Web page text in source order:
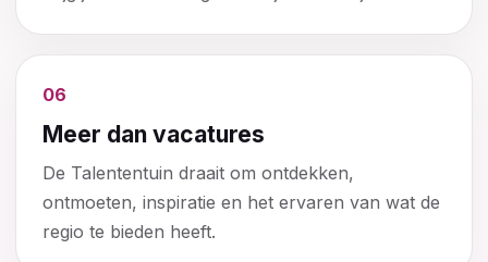
06
Meer dan vacatures
De Talententuin draait om ontdekken,
ontmoeten, inspiratie en het ervaren van wat de
regio te bieden heeft.